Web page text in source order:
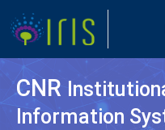
CNR
Information